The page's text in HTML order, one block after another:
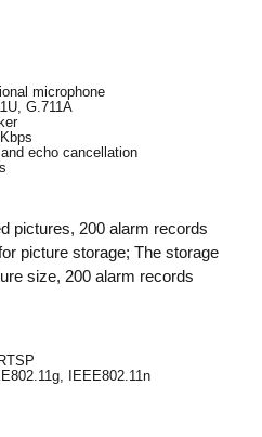
microphone
G.711A
echo cancellation
pictures, 200 alarm records
picture storage; The storage
size, 200 alarm records
IEEE802.11n